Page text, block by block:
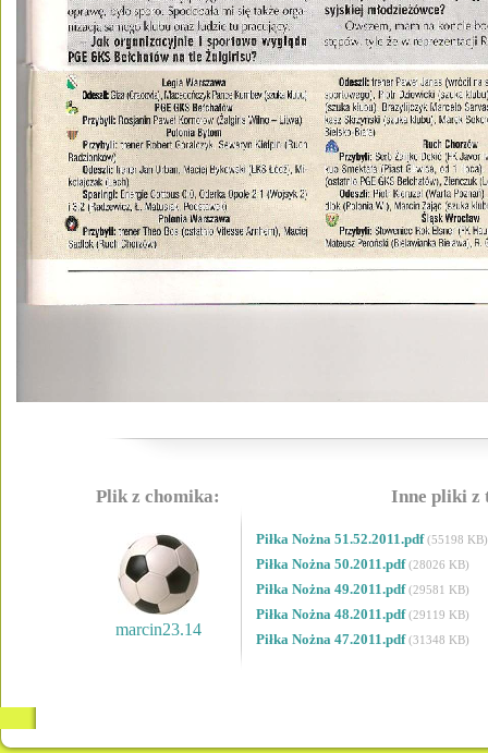
Plik z chomika:
marcin23.14
Inne pliki z
Piłka Nożna 51.52.2011.pdf(55198 KB)
Piłka Nożna 50.2011.pdf(28026 KB)
Piłka Nożna 49.2011.pdf(29581 KB)
Piłka Nożna 48.2011.pdf(29119 KB)
Piłka Nożna 47.2011.pdf(31348 KB)